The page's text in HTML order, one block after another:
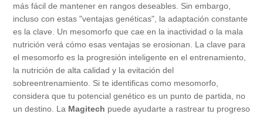
más fácil de mantener en rangos deseables. Sin embargo,
incluso con estas "ventajas genéticas", la adaptación constante
es la clave. Un mesomorfo que cae en la inactividad o la mala
nutrición verá cómo esas ventajas se erosionan. La clave para
el mesomorfo es la progresión inteligente en el entrenamiento,
la nutrición de alta calidad y la evitación del
sobreentrenamiento. Si te identificas como mesomorfo,
considera que tu potencial genético es un punto de partida, no
un destino. La Magitech puede ayudarte a rastrear tu progreso